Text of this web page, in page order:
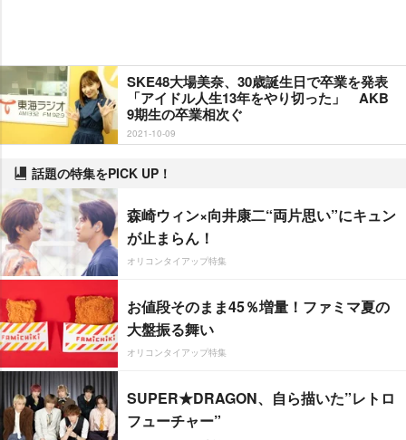
SKE48大場美奈、30歳誕生日で卒業を発表
「アイドル人生13年をやり切った」 AKB
9期生の卒業相次ぐ
2021-10-09
話題の特集をPICK UP！
森崎ウィン×向井康二“両片思い”にキュン
が止まらん！
オリコンタイアップ特集
お値段そのまま45％増量！ファミマ夏の
大盤振る舞い
オリコンタイアップ特集
SUPER★DRAGON、自ら描いた”レトロ
フューチャー”